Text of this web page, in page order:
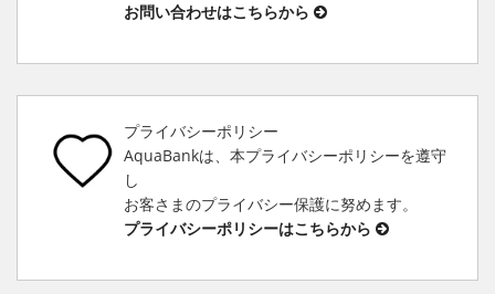
お問い合わせはこちらから
プライバシーポリシー
AquaBankは、本プライバシーポリシーを遵守
し
お客さまのプライバシー保護に努めます。
プライバシーポリシーはこちらから